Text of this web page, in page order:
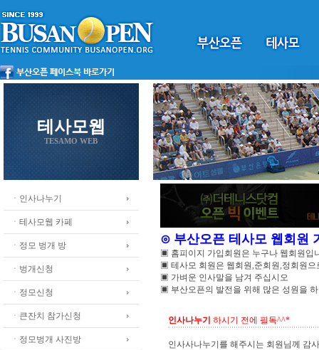
테사모웹
TESAMO WEB
ㆍ인사나누기
ㆍ테사모웹 카페
ㆍ정모 벙개 방
ㆍ벙개신청
ㆍ정모신청
ㆍ큰잔치 참가신청
ㆍ정모벙개 사진방
⊙ 부산오픈 테사모 웹회원
▣ 홈피이지 가입회원은 누구나 웹회원입
▣ 테사모 회원은 웹회원,준회원,정회원으
▣ 가벼운 인사말을 남겨 주십시오
▣ 부산오픈의 발전을 위해 많은 성원을
인사나누기 하시기 전에 필독^^*
인사사나누기를 해주시는 회원님께 감